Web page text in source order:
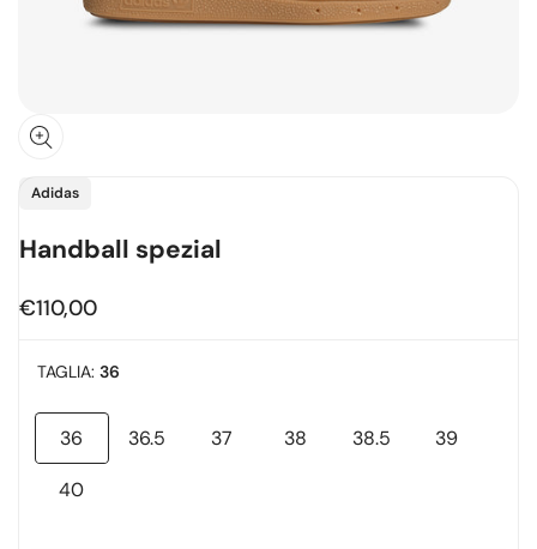
Fornitore:
Adidas
Handball spezial
Prezzo
offerta
€110,00
TAGLIA: 36
Variante
esaurita
36
Variante
36.5
Variante
37
Variante
38
Variante
38.5
Variante
39
Variante
40